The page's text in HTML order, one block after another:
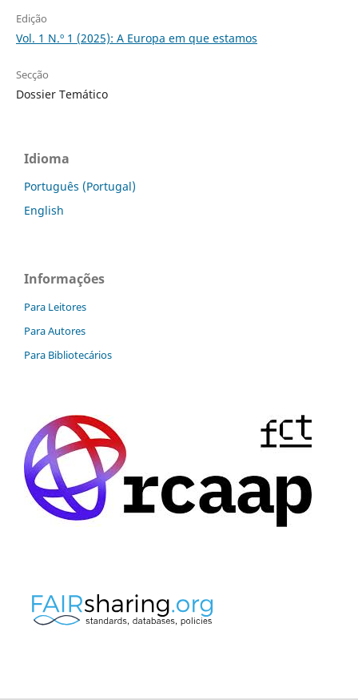
Edição
Vol. 1 N.º 1 (2025): A Europa em que estamos
Secção
Dossier Temático
Idioma
Português (Portugal)
English
Informações
Para Leitores
Para Autores
Para Bibliotecários